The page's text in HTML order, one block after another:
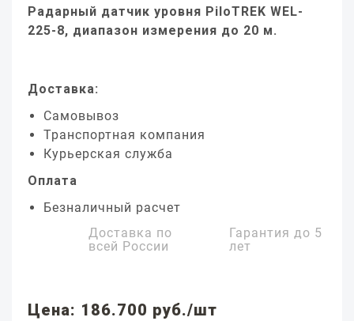
Радарный датчик уровня PiloTREK WEL-
225-8, диапазон измерения до 20 м.
Доставка:
Самовывоз
Транспортная компания
Курьерская служба
Оплата
Безналичный расчет
Доставка по
всей России
Гарантия до 5
лет
Цена: 186.700 руб./шт